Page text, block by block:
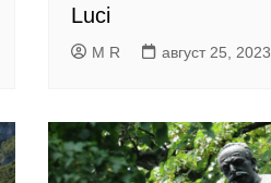
Luci
M R август 25, 2023